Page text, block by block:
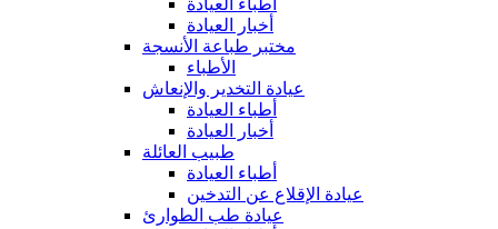
أخبار العيادة
مختبر طباعة الأنسجة
الأطباء
عيادة التخدير والإنعاش
أطباء العيادة
أخبار العيادة
طبيب العائلة
أطباء العيادة
عيادة الإقلاع عن التدخين
عيادة طب الطوارئ